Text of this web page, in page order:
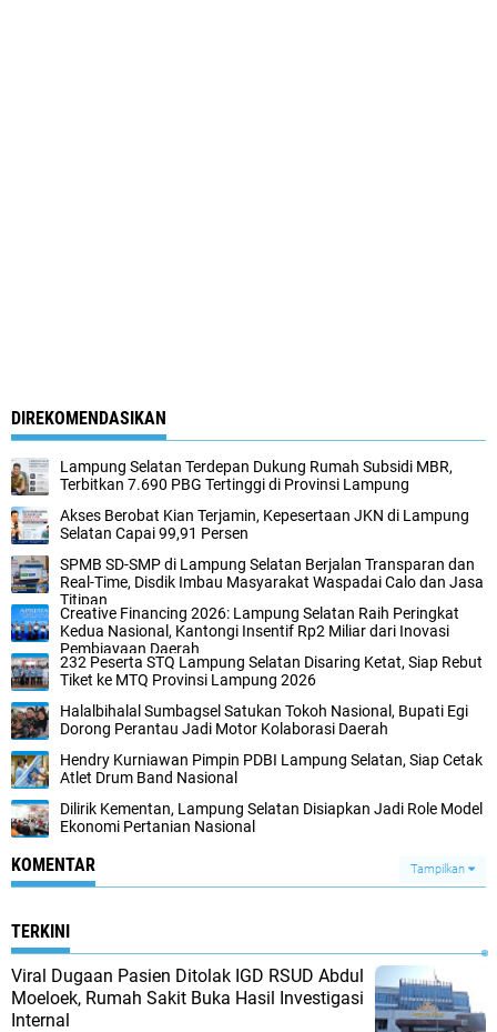
DIREKOMENDASIKAN
Lampung Selatan Terdepan Dukung Rumah Subsidi MBR,
Terbitkan 7.690 PBG Tertinggi di Provinsi Lampung
Akses Berobat Kian Terjamin, Kepesertaan JKN di Lampung
Selatan Capai 99,91 Persen
SPMB SD-SMP di Lampung Selatan Berjalan Transparan dan
Real-Time, Disdik Imbau Masyarakat Waspadai Calo dan Jasa
Titipan
Creative Financing 2026: Lampung Selatan Raih Peringkat
Kedua Nasional, Kantongi Insentif Rp2 Miliar dari Inovasi
Pembiayaan Daerah
232 Peserta STQ Lampung Selatan Disaring Ketat, Siap Rebut
Tiket ke MTQ Provinsi Lampung 2026
Halalbihalal Sumbagsel Satukan Tokoh Nasional, Bupati Egi
Dorong Perantau Jadi Motor Kolaborasi Daerah
Hendry Kurniawan Pimpin PDBI Lampung Selatan, Siap Cetak
Atlet Drum Band Nasional
Dilirik Kementan, Lampung Selatan Disiapkan Jadi Role Model
Ekonomi Pertanian Nasional
KOMENTAR Tampilkan
TERKINI
Viral Dugaan Pasien Ditolak IGD RSUD Abdul
Moeloek, Rumah Sakit Buka Hasil Investigasi
Internal